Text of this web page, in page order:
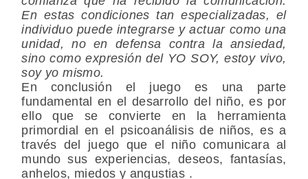
En estas condiciones tan especializadas, el
individuo puede integrarse y actuar como una
unidad, no en defensa contra la ansiedad,
sino como expresión del YO SOY, estoy vivo,
soy yo mismo.
En conclusión el juego es una parte
fundamental en el desarrollo del niño, es por
ello que se convierte en la herramienta
primordial en el psicoanálisis de niños, es a
través del juego que el niño comunicara al
mundo sus experiencias, deseos, fantasías,
anhelos, miedos y angustias .